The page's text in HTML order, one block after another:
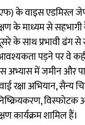
के वाइस एडमिरल
के माध्यम से
के साथ प्रभावी ढंग
पड़ने पर वे
में जमीन और
रक्षा अभियान, सैन्य
कार्यक्रम शामिल हैं।